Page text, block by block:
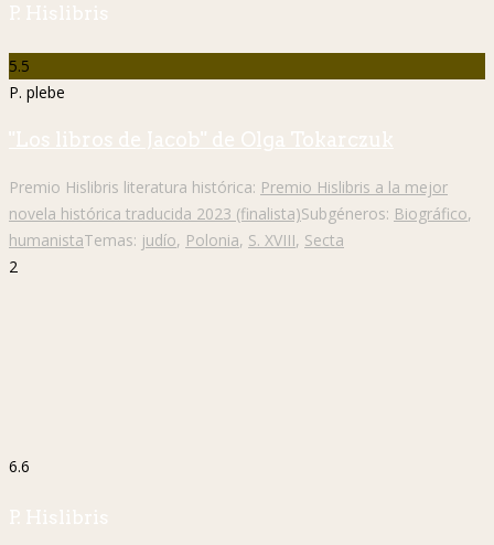
5.5
P. plebe
"Los libros de Jacob" de Olga Tokarczuk
Premio Hislibris literatura histórica:Premio Hislibris a la mejor
humanistaTemas:judío ,Polonia,S. XVIII,Secta
2
6.6
2024 (finalista)